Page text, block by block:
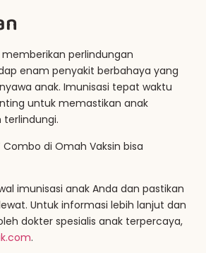
memberikan perlindungan
enam penyakit berbahaya yang
anak. Imunisasi tepat waktu
untuk memastikan anak
Combo di Omah Vaksin bisa
imunisasi anak Anda dan pastikan
Untuk informasi lebih lanjut dan
dokter spesialis anak terpercaya,
.